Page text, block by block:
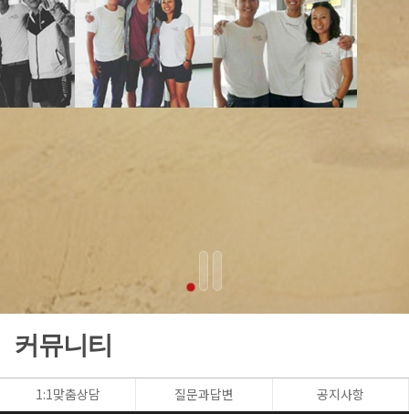
커뮤니티
1:1맞춤상담 질문과답변 공지사항